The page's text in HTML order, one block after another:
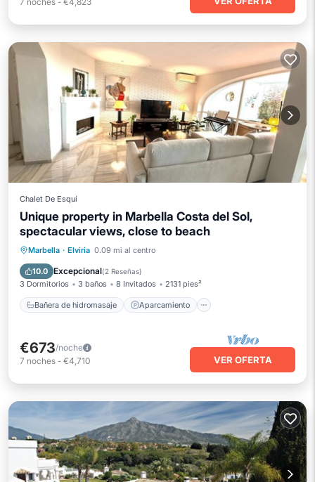
Chalet De Esquí
Unique property in Marbella Costa del Sol,
spectacular views, close to beach
Marbella · Elviria 0.09 mi al centro
10.0 Excepcional(2 Reseñas)
3 Dormitorios 3 baños 8 Invitados 2131 pies²
Bañera de hidromasaje Aparcamiento
Bañera de hidromasaje
Piscina
Balcón/Terraza
€673/noche
7 noches - €4,710 VER OFERTA